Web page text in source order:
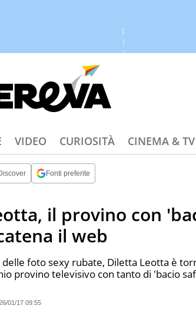
VIDEO CURIOSITÀ CINEMA & TV
Fonti preferite
il provino con
il web
delle foto sexy rubate, Diletta Leotta è
provino televisivo con tanto di 'bacio
01/17 09:55